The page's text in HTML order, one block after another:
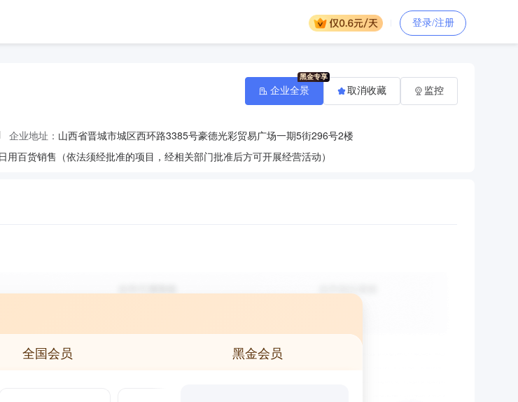
登录/注册
企业地址： 山西省晋城市城区西环路3385号豪德光彩贸易广场一期5街296号2楼
百货销售（依法须经批准的项目，经相关部门批准后方可开展经营活动）
企业全景 取消收藏 监控
全国会员 黑金会员